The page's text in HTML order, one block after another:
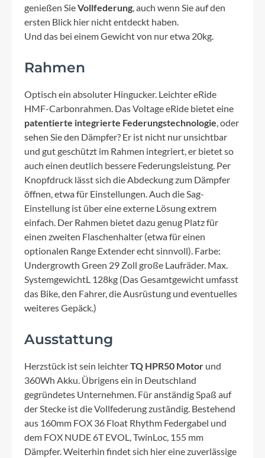
genießen SieVollfederung, auch wenn Sie auf den
ersten Blick hier nicht entdeckt haben.
Und das bei einem Gewicht von nur etwa 20kg.
Rahmen
Optisch ein absoluter Hingucker. Leichter eRide
HMF-Carbonrahmen. Das Voltage eRide bietet eine
patentierte integrierte Federungstechnologie, oder
sehen Sie den Dämpfer? Er ist nicht nur unsichtbar
und gut geschützt im Rahmen integriert, er bietet so
auch einen deutlich bessere Federungsleistung. Per
Knopfdruck lässt sich die Abdeckung zum Dämpfer
öffnen, etwa für Einstellungen. Auch die Sag-
Einstellung ist über eine externe Lösung extrem
einfach. Der Rahmen bietet dazu genug Platz für
einen zweiten Flaschenhalter (etwa für einen
optionalen Range Extender echt sinnvoll). Farbe:
Undergrowth Green 29 Zoll große Laufräder. Max.
SystemgewichtL 128kg (Das Gesamtgewicht umfasst
das Bike, den Fahrer, die Ausrüstung und eventuelles
weiteres Gepäck.)
Ausstattung
Herzstück ist sein leichterTQ HPR50 Motor und
360Wh Akku. Übrigens ein in Deutschland
gegründetes Unternehmen. Für anständig Spaß auf
der Stecke ist die Vollfederung zuständig. Bestehend
aus 160mm FOX 36 Float Rhythm Federgabel und
dem FOX NUDE 6T EVOL, TwinLoc, 155 mm
Dämpfer. Weiterhin findet sich hier eine zuverlässige